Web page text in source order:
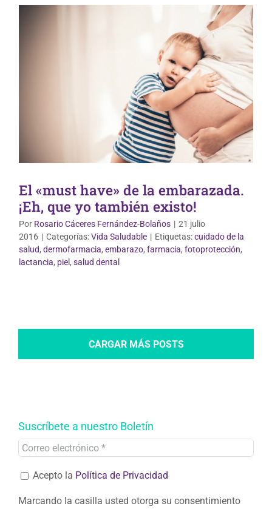
El «must have» de la embarazada.
¡Eh, que yo también existo!
Por Rosario Cáceres Fernández-Bolaños | 21 julio
2016 | Categorías:Vida Saludable | Etiquetas:cuidado de la
salud, dermofarmacia, embarazo, farmacia, fotoprotección,
lactancia, piel , salud dental
CARGAR MÁS POSTS
Suscríbete a nuestro Boletín
Acepto la Política de Privacidad
Marcando la casilla usted otorga su consentimiento